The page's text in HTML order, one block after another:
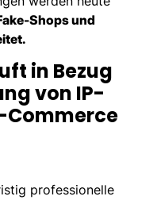
Shops und
in Bezug
von IP-
Commerce
professionelle